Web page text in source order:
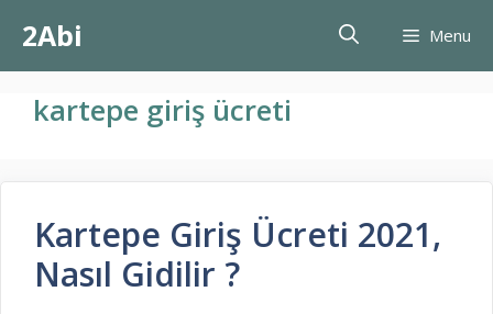
atla2Abi Menu
kartepe giriş ücreti
Kartepe Giriş Ücreti 2021,
Nasıl Gidilir ?